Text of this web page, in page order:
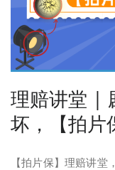
理赔讲堂 |
坏，【拍片
【拍片保】理赔讲